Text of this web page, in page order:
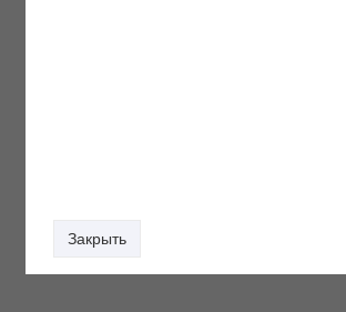
Закрыть